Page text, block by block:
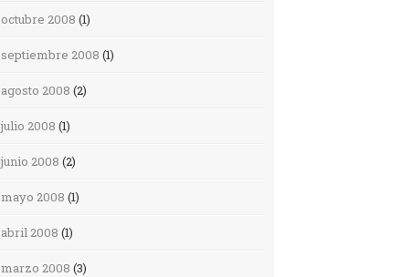
octubre 2008 (1)
septiembre 2008 (1)
agosto 2008 (2)
julio 2008 (1)
junio 2008 (2)
mayo 2008 (1)
abril 2008 (1)
marzo 2008 (3)